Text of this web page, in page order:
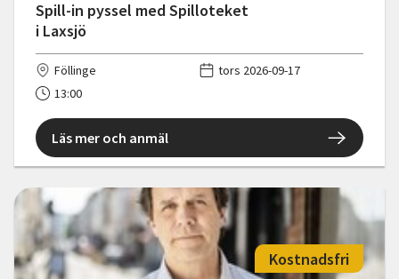
Spill-in pyssel med Spilloteket
i Laxsjö
Föllinge
tors 2026-09-17
13:00
Läs mer och anmäl
Kostnadsfri